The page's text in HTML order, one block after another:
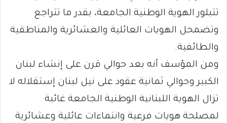
تتبلور الهوية الوطنية الجامعة، بقدر ما تتراجع
وتضمحل الهويات العائلية والعشائرية والمناطقية
والطائفية.
ومن المؤسف أنه بعد حوالي قرن على إنشاء لبنان
الكبير وحوالي ثمانية عقود على نيل لبنان إستقلاله لا
تزال الهوية اللبنانية الوطنية الجامعة غائبة
لمصلحة هويات فرعية وانتماءات عائلية وعشائرية